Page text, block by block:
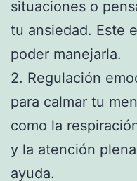
situaciones o
tu ansiedad. Este
poder manejarla.
2. Regulación
para calmar tu
como la
y la atención
ayuda.